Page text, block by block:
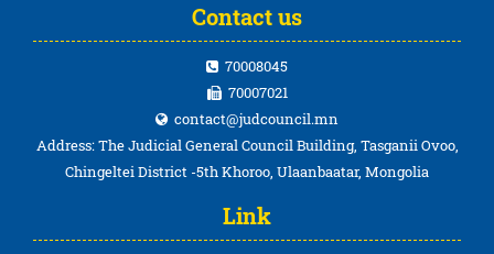
Contact us
70008045
70007021
contact@judcouncil.mn
Address: The Judicial General Council Building, Tasganii Ovoo,
Chingeltei District -5th Khoroo, Ulaanbaatar, Mongolia
Link